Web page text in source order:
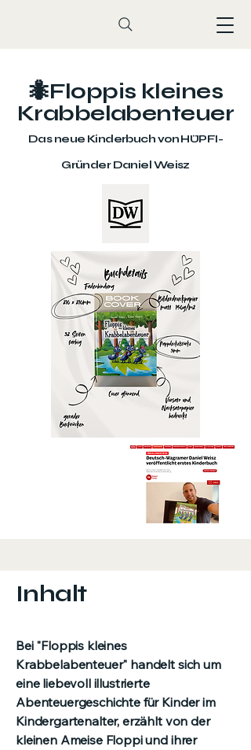
🐜Floppis kleines
Krabbelabenteuer
Das neue Kinderbuch von HÜPFI-
Gründer Daniel Weisz
Inhalt
Bei "Floppis kleines
Krabbelabenteuer" handelt sich um
eine liebevoll illustrierte
Abenteuergeschichte für Kinder im
Kindergartenalter, erzählt von der
kleinen Ameise Floppi und ihrer